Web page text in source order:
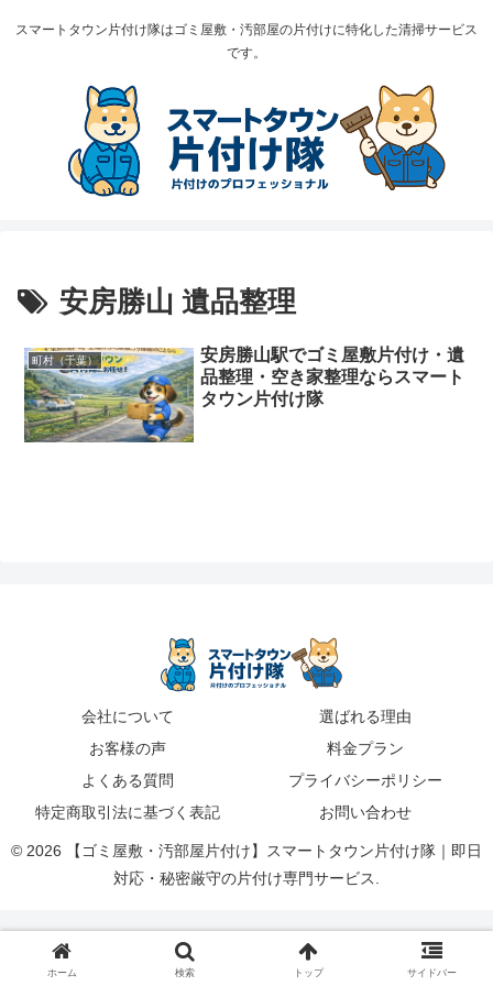
スマートタウン片付け隊はゴミ屋敷・汚部屋の片付けに特化した清掃サービス
です。
安房勝山 遺品整理
町村（千葉）
安房勝山駅でゴミ屋敷片付け・遺
品整理・空き家整理ならスマート
タウン片付け隊
会社について
選ばれる理由
お客様の声
料金プラン
よくある質問
プライバシーポリシー
特定商取引法に基づく表記
お問い合わせ
© 2026 【ゴミ屋敷・汚部屋片付け】スマートタウン片付け隊｜即日
対応・秘密厳守の片付け専門サービス.
ホーム 検索 トップ サイドバー